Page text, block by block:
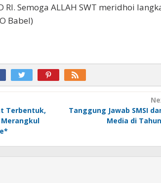
RI. Semoga ALLAH SWT meridhoi
Babel)
Terbentuk,
Merangkul
Tanggung Jawab SMSI
Media di